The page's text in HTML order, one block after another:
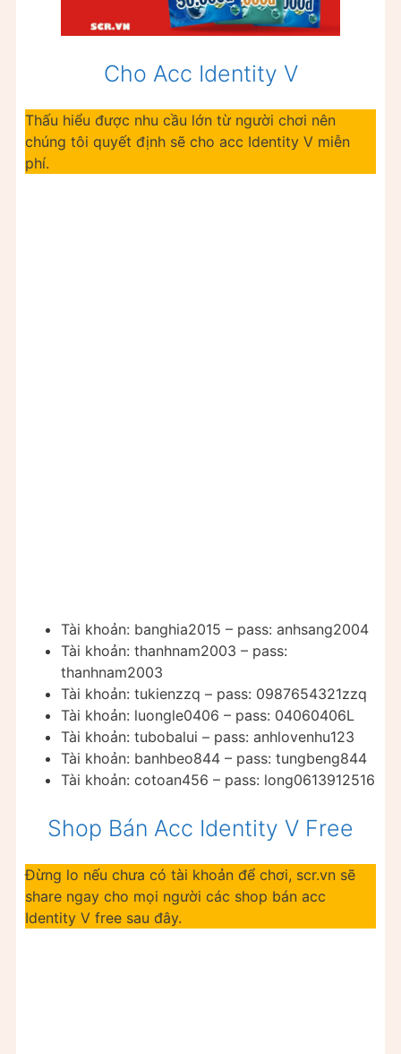
Cho Acc Identity V
Thấu hiểu được nhu cầu lớn từ người chơi nên
chúng tôi quyết định sẽ cho acc Identity V miễn
phí.
Tài khoản: banghia2015 – pass: anhsang2004
Tài khoản: thanhnam2003 – pass:
thanhnam2003
Tài khoản: tukienzzq – pass: 0987654321zzq
Tài khoản: luongle0406 – pass: 04060406L
Tài khoản: tubobalui – pass: anhlovenhu123
Tài khoản: banhbeo844 – pass: tungbeng844
Tài khoản: cotoan456 – pass: long0613912516
Shop Bán Acc Identity V Free
Đừng lo nếu chưa có tài khoản để chơi, scr.vn sẽ
share ngay cho mọi người các shop bán acc
Identity V free sau đây.